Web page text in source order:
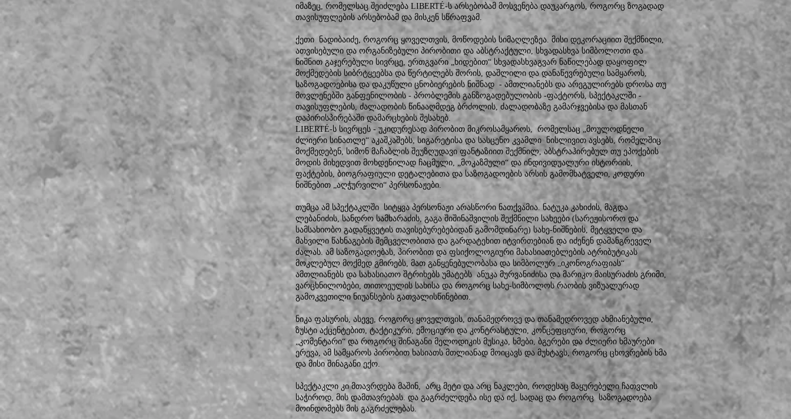
იმაზეც, რომელსაც შეიძლება LIBERTÉ-ს არსებობამ მოსვენება დაუკარგოს, როგორც ზოგადად
თავისუფლების არსებობამ და მისკენ სწრაფვამ.
ქეთი ნადიბაიძე, როგორც ყოველთვის, მოწოდების სიმაღლეზეა. მისი დეკორაციით შექმნილი,
ათვისებული და ორგანიზებული პირობითი და აბსტრაქტული, სხვადასხვა სიმბოლოთი და
ნიშნით გაჯერებული სივრცე, ერთგვარი „ხიდებით“ სხვადასხვაგვარ ნაწილებად დაყოფილ
მოქმედების სიბრტყეებსა და წერტილებს შორის, დაშლილი და დანაწევრებული სამყაროს,
საზოგადოებისა და დაკუწული ცნობიერების ნიშნად - ამთლიანებს და არეგულირებს დროსა თუ
მოვლენებში განფენილობის - პრობლემის განზოგადებულობის -ფაქტორს, სპექტაკლში -
თავისუფლების, ძალადობის წინააღმდეგ ბრძოლის, ძალადობაზე გამარჯვებისა და მასთან
დაპირისპირებაში დამარცხების შესახებ.
LIBERTÉ-ს სივრცეს - უკიდურესად პირობით მიკროსამყაროს, რომელსაც „მოულოდნელი
ძლიერი სინათლე“ აკაშკაშებს, სიგარეტისა და სასცენო კვამლი ნისლივით ავსებს, რომელშიც
მოქმედებენ, სიმონ მაჩაბლის შეუზღუდავი ფანტაზიით შექმნილ, აბსტრაჰირებულ თუ ეპოქების
მოდის მიხედვით მოხდენილად ჩაცმული, „მოკაზმული“ და ინდივიდუალური ისტორიის,
ფაქტების, ბიოგრაფიული დეტალებითა და საზოგადოების არსის გამომხატველი, კოდური
ნიშნებით „აღჭურვილი“ პერსონაჟები.
თუმცა ამ სპექტაკლში სიტყვა პერსონაჟი არასწორი ნათქვამია. ნატუკა კახიძის, მაგდა
ლებანიძის, სანდრო სამხარაძის, გაგა შიშინაშვილის შექმნილი სახეები (სარეჟისორო და
სამსახიობო გადაწყვეტის თავისებურებებიდან გამომდინარე) სახე-ნიშნების, მეტყველი და
მახვილი წახნაგების შემცველობითა და გარდატეხით იტვირთებიან და იძენენ დამანგრეველ
ძალას. ამ საზოგადოებას, პირობით და ფსიქოლოგიური მახასიათებლების ატრიბუტიკას
მოკლებულ მოქმედ გმირებს, მათ განყენებულობასა და სიმბოლურ „იკონოგრაფიას“
ამთლიანებს და სახასიათო შტრიხებს უმატებს ანუკა მურვანიძისა და მარიკო მაისურაძის გრიმი,
ვარცხნილობები, თითოეულის სახისა და როგორც სახე-სიმბოლოს რაობის ვიზუალურად
გამოკვეთილი ნიუანსების გათვალისწინებით.
ნიკა ფასურის, ასევე, როგორც ყოველთვის, თანამედროვე და თანამედროვედ ახმიანებული,
ზუსტი აქცენტებით, ტაქტიკური, ემოციური და კონტრასტული, კონცეფციური, როგორც
„კომენტარი“ და როგორც შინაგანი მელოდიკის მუსიკა, ხმები, ბგერები და ძლიერი ხმაურები
ერევა, ამ სამყაროს პირობით ხასიათს მთლიანად მოიცავს და მუხტავს, როგორც ცხოვრების ხმა
და მისი შინაგანი ექო.
სპექტაკლი კი მთავრდება მაშინ, არც მეტი და არც ნაკლები, როდესაც მაყურებელი ჩათვლის
საჭიროდ, მის დამთავრებას. და გაგრძელდება ისე და იქ, სადაც და როგორც საზოგადოება
მოინდომებს მის გაგრძელებას.